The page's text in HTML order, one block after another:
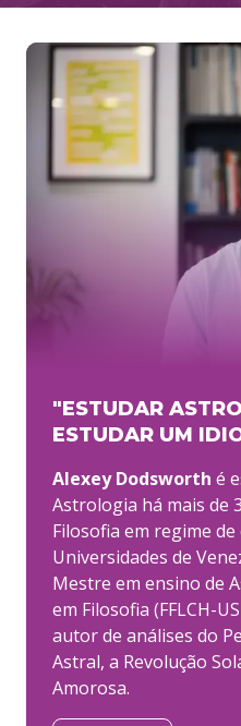
"ESTUDAR
ESTUDAR UM
Alexey Dodsworth é
Astrologia há mais de
Filosofia em regime
Universidades de
Mestre em ensino de
em Filosofia (FFLCH-
autor de análises do
Astral, a Revolução
Amorosa.